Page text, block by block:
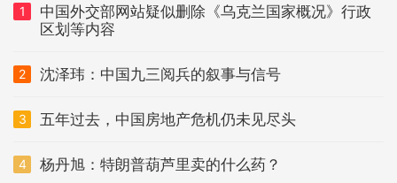
1
中国外交部网站疑似删除《乌克兰国家概况》行政
区划等内容
2 沈泽玮：中国九三阅兵的叙事与信号
3 五年过去，中国房地产危机仍未见尽头
4 杨丹旭：特朗普葫芦里卖的什么药？